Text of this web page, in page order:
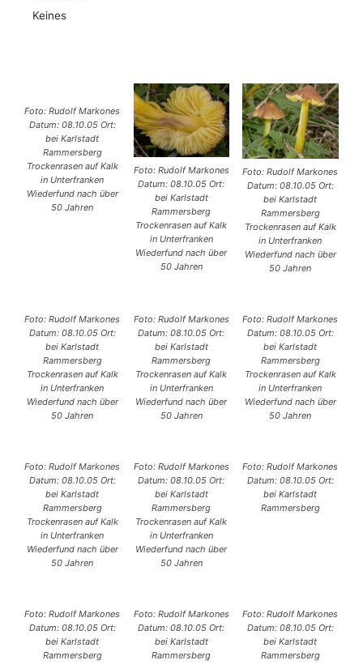
Keines
Foto: Rudolf Markones
Datum: 08.10.05 Ort:
bei Karlstadt
Rammersberg
Trockenrasen auf Kalk
in Unterfranken
Wiederfund nach über
50 Jahren
Foto: Rudolf Markones
Datum: 08.10.05 Ort:
bei Karlstadt
Rammersberg
Trockenrasen auf Kalk
in Unterfranken
Wiederfund nach über
50 Jahren
Foto: Rudolf Markones
Datum: 08.10.05 Ort:
bei Karlstadt
Rammersberg
Trockenrasen auf Kalk
in Unterfranken
Wiederfund nach über
50 Jahren
Foto: Rudolf Markones
Datum: 08.10.05 Ort:
bei Karlstadt
Rammersberg
Trockenrasen auf Kalk
in Unterfranken
Wiederfund nach über
50 Jahren
Foto: Rudolf Markones
Datum: 08.10.05 Ort:
bei Karlstadt
Rammersberg
Trockenrasen auf Kalk
in Unterfranken
Wiederfund nach über
50 Jahren
Foto: Rudolf Markones
Datum: 08.10.05 Ort:
bei Karlstadt
Rammersberg
Trockenrasen auf Kalk
in Unterfranken
Wiederfund nach über
50 Jahren
Foto: Rudolf Markones
Datum: 08.10.05 Ort:
bei Karlstadt
Rammersberg
Trockenrasen auf Kalk
in Unterfranken
Wiederfund nach über
50 Jahren
Foto: Rudolf Markones
Datum: 08.10.05 Ort:
bei Karlstadt
Rammersberg
Trockenrasen auf Kalk
in Unterfranken
Wiederfund nach über
50 Jahren
Foto: Rudolf Markones
Datum: 08.10.05 Ort:
bei Karlstadt
Rammersberg
Foto: Rudolf Markones
Datum: 08.10.05 Ort:
bei Karlstadt
Rammersberg
Foto: Rudolf Markones
Datum: 08.10.05 Ort:
bei Karlstadt
Rammersberg
Foto: Rudolf Markones
Datum: 08.10.05 Ort:
bei Karlstadt
Rammersberg